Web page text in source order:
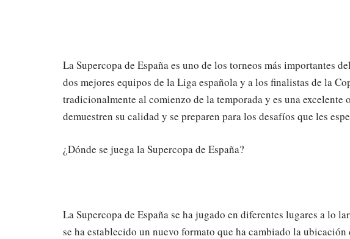
La Supercopa de España es uno de los torneos más importantes
dos mejores equipos de la Liga española y a los finalistas de la
tradicionalmente al comienzo de la temporada y es una excelente
demuestren su calidad y se preparen para los desafíos que les
¿Dónde se juega la Supercopa de España?
La Supercopa de España se ha jugado en diferentes lugares a lo
se ha establecido un nuevo formato que ha cambiado la